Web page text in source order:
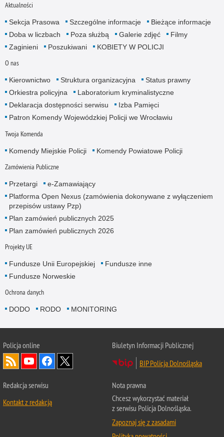
Aktualności
Sekcja Prasowa Szczególne informacje
Bieżące informacje
Doba w liczbach
Poza służbą Galerie zdjęć
Filmy
Zaginieni
Poszukiwani KOBIETY W POLICJI
O nas
Kierownictwo Struktura organizacyjna
Status prawny
Orkiestra policyjna
Laboratorium kryminalistyczne
Deklaracja dostępności serwisu
Izba Pamięci
Patron Komendy Wojewódzkiej Policji we Wrocławiu
Twoja Komenda
Komendy Miejskie Policji Komendy Powiatowe Policji
Zamówienia Publiczne
Przetargi
e-Zamawiający
Platforma Open Nexus (zamówienia dokonywane z wyłączeniem
przepisów ustawy Pzp)
Plan zamówień publicznych 2025
Plan zamówień publicznych 2026
Projekty UE
Fundusze Unii Europejskiej
Fundusze inne
Fundusze Norweskie
Ochrona danych
DODO RODO MONITORING
Policjaonline
Biuletyn Informacji Publicznej
BIP Policja Dolnośląska
Redakcja serwisu
Kontakt z redakcją
Nota prawna
Chcesz wykorzystać materiał
z serwisu Policja Dolnośląska.
Zapoznaj się z zasadami